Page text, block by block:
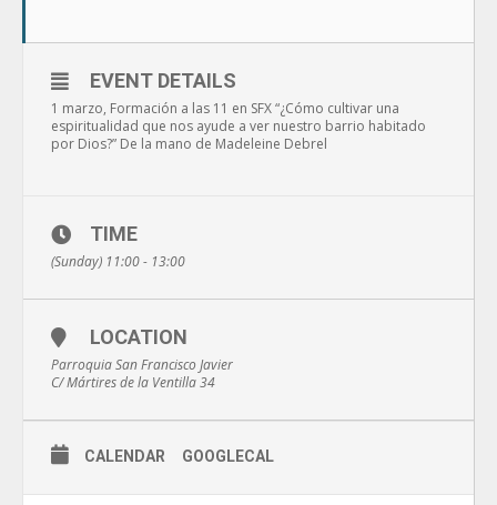
EVENT DETAILS
1 marzo, Formación a las 11 en SFX “¿Cómo cultivar una
espiritualidad que nos ayude a ver nuestro barrio habitado
por Dios?” De la mano de Madeleine Debrel
TIME
(Sunday) 11:00 - 13:00
LOCATION
Parroquia San Francisco Javier
C/ Mártires de la Ventilla 34
CALENDAR GOOGLECAL